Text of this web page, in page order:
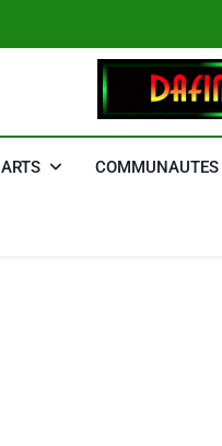
ARTS COMMUNAUTES